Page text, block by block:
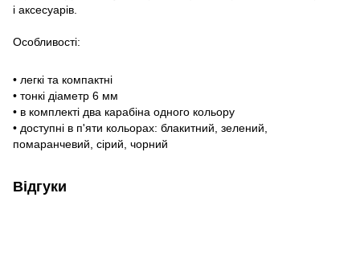
і аксесуарів.
Особливості:
• легкі та компактні
• тонкі діаметр 6 мм
• в комплекті два карабіна одного кольору
• доступні в п'яти кольорах: блакитний, зелений,
помаранчевий, сірий, чорний
Відгуки